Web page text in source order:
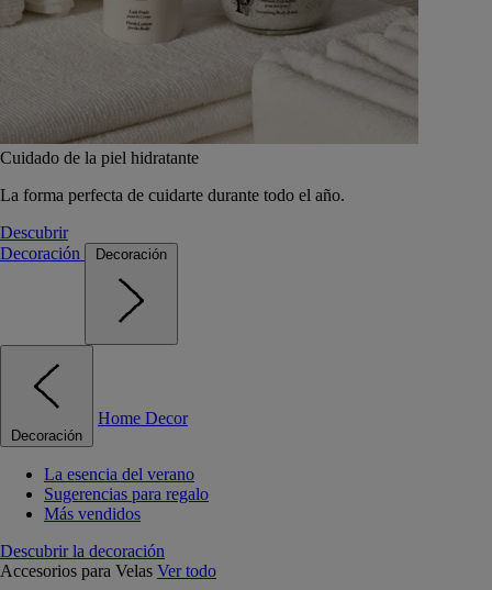
Cuidado de la piel hidratante
La forma perfecta de cuidarte durante todo el año.
Descubrir
Decoración
Decoración
Decoración
Home Decor
La esencia del verano
Sugerencias para regalo
Más vendidos
Descubrir la decoración
Accesorios para Velas Ver todo